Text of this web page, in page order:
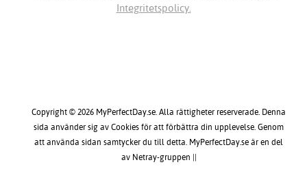
Integritetspolicy.
Copyright © 2026 MyPerfectDay.se. Alla rättigheter reserverade. Denna
sida använder sig av Cookies för att förbättra din upplevelse. Genom
att använda sidan samtycker du till detta. MyPerfectDay.se är en del
av Netray-gruppen ||